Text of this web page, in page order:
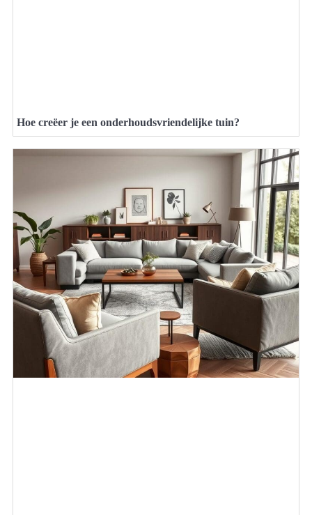
Hoe creëer je een onderhoudsvriendelijke tuin?